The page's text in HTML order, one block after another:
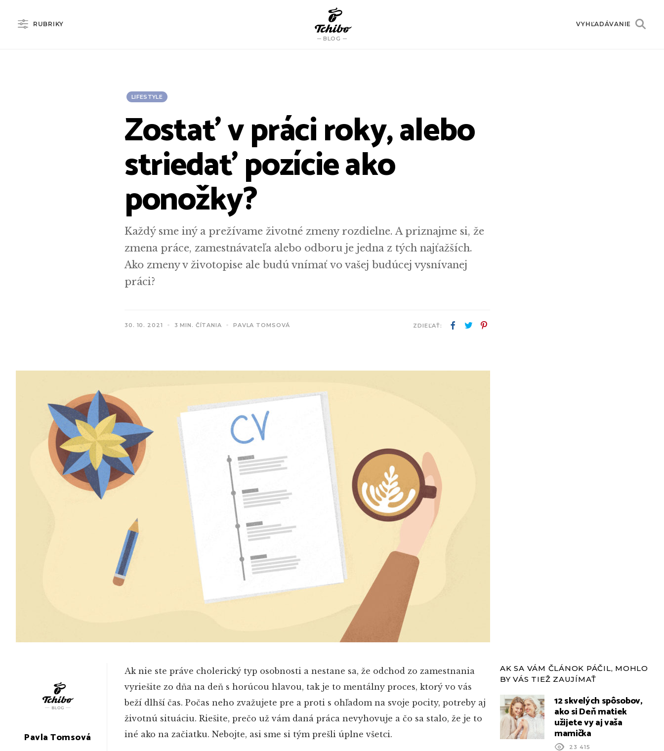
RUBRIKY
BLOG
VYHĽADÁVANIE
LIFESTYLE
Zostať v práci roky, alebo
striedať pozície ako
ponožky?
Každý sme iný a prežívame životné zmeny rozdielne. A priznajme si, že
zmena práce, zamestnávateľa alebo odboru je jedna z tých najťažších.
Ako zmeny v životopise ale budú vnímať vo vašej budúcej vysnívanej
práci?
30. 10. 2021 3 MIN. ČÍTANIA PAVLA TOMSOVÁ ZDIEĽAŤ:
Pavla Tomsová
Ak nie ste práve cholerický typ osobnosti a nestane sa, že odchod zo zamestnania
vyriešite zo dňa na deň s horúcou hlavou, tak je to mentálny proces, ktorý vo vás
beží dlhší čas. Počas neho zvažujete pre a proti s ohľadom na svoje pocity, potreby aj
životnú situáciu. Riešite, prečo už vám daná práca nevyhovuje a čo sa stalo, že je to
iné ako na začiatku. Nebojte, asi sme si tým prešli úplne všetci.
AK SA VÁM ČLÁNOK PÁČIL, MOHLO
BY VÁS TIEŽ ZAUJÍMAŤ
12 skvelých spôsobov,
ako si Deň matiek
užijete vy aj vaša
mamička
23 415